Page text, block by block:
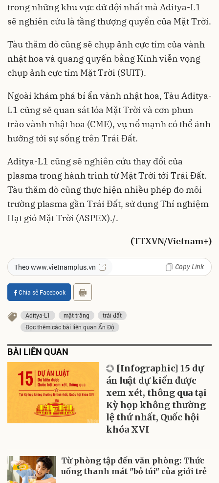
trong những khu vực dữ dội nhất mà Aditya-L1
sẽ nghiên cứu là tầng thượng quyển của Mặt Trời.
Tàu thăm dò cũng sẽ chụp ảnh cực tím của vành
nhật hoa và quang quyển bằng Kính viễn vọng
chụp ảnh cực tím Mặt Trời (SUIT).
Ngoài khám phá bí ẩn vành nhật hoa, Tàu Aditya-
L1 cũng sẽ quan sát lóa Mặt Trời và cơn phun
trào vành nhật hoa (CME), vụ nổ mạnh có thể ảnh
hưởng tới sự sống trên Trái Đất.
Aditya-L1 cũng sẽ nghiên cứu thay đổi của
plasma trong hành trình từ Mặt Trời tới Trái Đất.
Tàu thăm dò cũng thực hiện nhiều phép đo môi
trường plasma gần Trái Đất, sử dụng Thí nghiệm
Hạt gió Mặt Trời (ASPEX)./.
(TTXVN/Vietnam+)
Theo www.vietnamplus.vn Copy Link
Chia sẻ Facebook
Aditya-L1 mặt trăng
trái đất
Đọc thêm các bài liên quan Ấn Độ
BÀI LIÊN QUAN
[Infographic] 15 dự
án luật dự kiến được
xem xét, thông qua tại
Kỳ họp không thường
lệ thứ nhất, Quốc hội
khóa XVI
Từ phòng tập đến văn phòng: Thức
uống thanh mát "bỏ túi" của giới trẻ